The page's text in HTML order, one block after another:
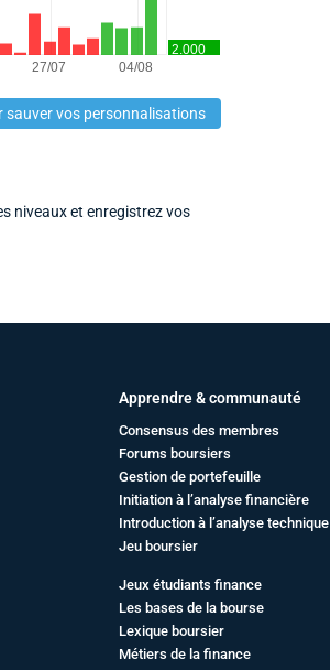
sauver vos personnalisations
niveaux et enregistrez vos
Apprendre & communauté
Consensus des membres
Forums boursiers
Gestion de portefeuille
Initiation à l’analyse financière
Introduction à l’analyse technique
Jeu boursier
Jeux étudiants finance
Les bases de la bourse
Lexique boursier
Métiers de la finance